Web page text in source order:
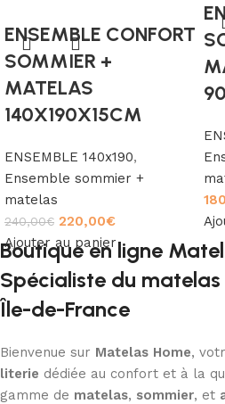
ENSEMBLE CONFORT
SOMMIER +
MATELAS
140X190X15CM
ENSEMBLE 140x190,
Ensemble sommier +
matelas
240,00€ 220,00€
Ajouter au panier
Boutique en ligne
Spécialiste du
Île-de-France
Bienvenue sur Matelas Home,
literie dédiée au confort et à la
gamme de matelas, sommier, et